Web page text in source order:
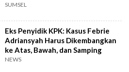
SUMSEL
Eks Penyidik KPK: Kasus Febrie
Adriansyah Harus Dikembangkan
ke Atas, Bawah, dan Samping
NEWS